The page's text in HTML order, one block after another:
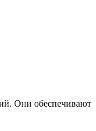
Они обеспечивают